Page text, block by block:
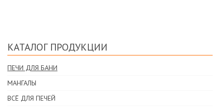
КАТАЛОГ ПРОДУКЦИИ
ПЕЧИ ДЛЯ БАНИ
МАНГАЛЫ
ВСЁ ДЛЯ ПЕЧЕЙ